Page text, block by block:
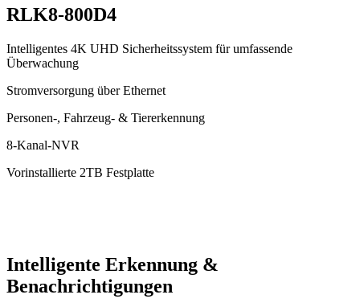
RLK8-800D4
Intelligentes 4K UHD Sicherheitssystem für umfassende
Überwachung
Stromversorgung über Ethernet
Personen-, Fahrzeug- & Tiererkennung
8-Kanal-NVR
Vorinstallierte 2TB Festplatte
Intelligente Erkennung &
Benachrichtigungen